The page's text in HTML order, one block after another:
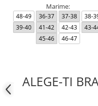
Marime:
48-49 36-37 37-38
38-
39-40
41-42 42-43
43-
45-46
46-47
ALEGE-TI